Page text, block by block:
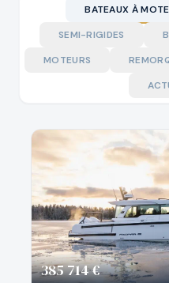
BATEAUX À
SEMI-RIGIDES
MOTEURS
385 714 €